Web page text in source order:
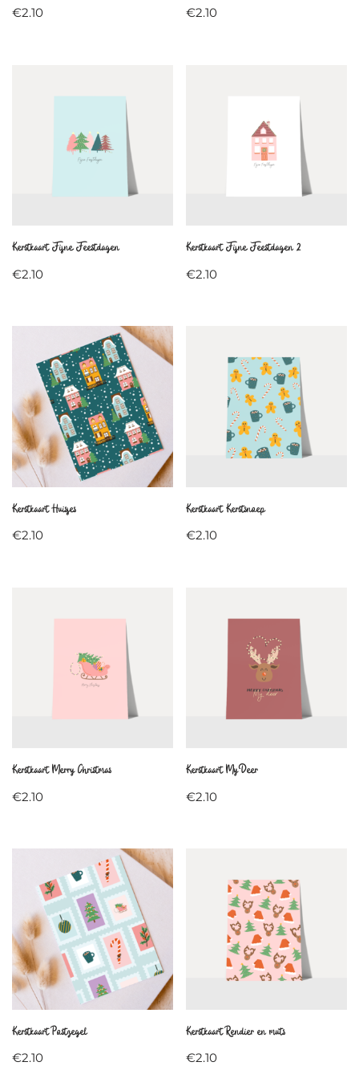
€2.10
€2.10
Kerstkaart Fijne Feestdagen
€2.10
Kerstkaart Fijne Feestdagen 2
€2.10
Kerstkaart Huisjes
€2.10
Kerstkaart Kerstsnoep
€2.10
Kerstkaart Merry Christmas
€2.10
Kerstkaart My Deer
€2.10
Kerstkaart Postzegel
€2.10
Kerstkaart Rendier en muts
€2.10